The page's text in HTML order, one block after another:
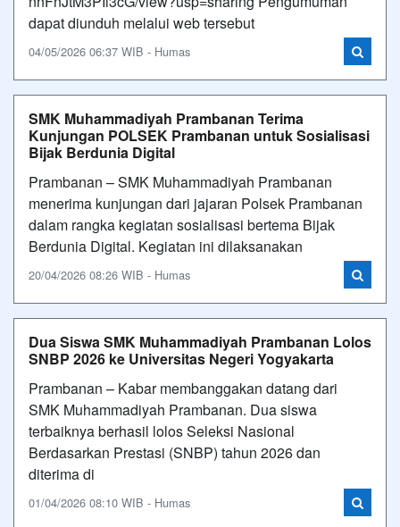
dapat diunduh melalui web tersebut
04/05/2026 06:37 WIB - Humas
SMK Muhammadiyah Prambanan Terima
Kunjungan POLSEK Prambanan untuk Sosialisasi
Bijak Berdunia Digital
Prambanan – SMK Muhammadiyah Prambanan
menerima kunjungan dari jajaran Polsek Prambanan
dalam rangka kegiatan sosialisasi bertema Bijak
Berdunia Digital. Kegiatan ini dilaksanakan
20/04/2026 08:26 WIB - Humas
Dua Siswa SMK Muhammadiyah Prambanan Lolos
SNBP 2026 ke Universitas Negeri Yogyakarta
Prambanan – Kabar membanggakan datang dari
SMK Muhammadiyah Prambanan. Dua siswa
terbaiknya berhasil lolos Seleksi Nasional
Berdasarkan Prestasi (SNBP) tahun 2026 dan
diterima di
01/04/2026 08:10 WIB - Humas